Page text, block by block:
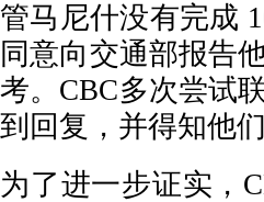
管马尼什没有完成
同意向交通部报告
考。CBC多次尝试
到回复，并得知他
为了进一步证实，